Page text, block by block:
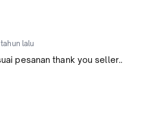
lalu
pesanan thank you seller..